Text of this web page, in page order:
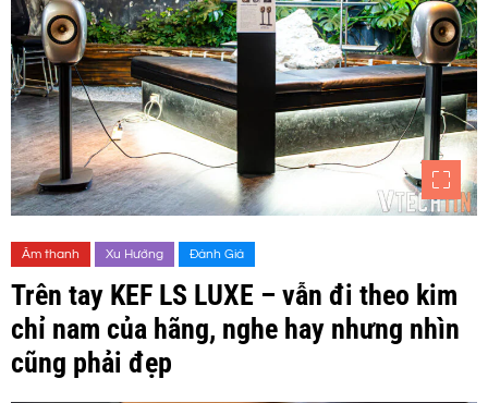
Âm thanh Xu Hướng Đánh Giá
Trên tay KEF LS LUXE – vẫn đi theo kim
chỉ nam của hãng, nghe hay nhưng nhìn
cũng phải đẹp